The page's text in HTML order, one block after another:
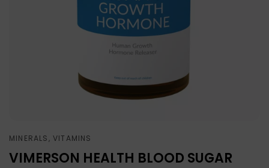
MINERALS, VITAMINS
VIMERSON HEALTH BLOOD SUGAR